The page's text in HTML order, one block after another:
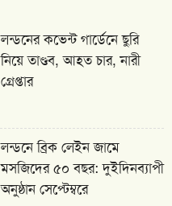
লন্ডনের কভেন্ট গার্ডেনে ছুরি
নিয়ে তাণ্ডব, আহত চার, নারী
গ্রেপ্তার
লন্ডনে ব্রিক লেইন জামে
মসজিদের ৫০ বছর: দুইদিনব্যাপী
অনুষ্ঠান সেপ্টেম্বরে